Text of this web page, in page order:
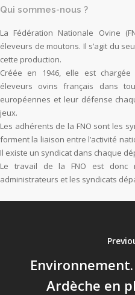
Qui sommes-nous ?
La Fédération Nationale Ovine
éleveurs de moutons. Il s’agit du
cette production.
Créée en 1946, elle est
éleveurs ovins français dans
européennes et leur défense
jeux.
Les adhérents de la FNO sont les
forment la liaison entre l’activité
Il existe un syndicat dans chaque
Le travail de la FNO est donc
administrateurs et les syndicats
Ardèche en